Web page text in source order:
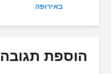
באירופה
הוספת תגובה